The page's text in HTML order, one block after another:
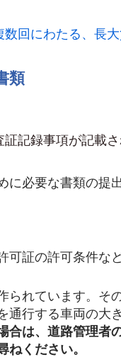
数回にわたる、長
類
記録事項が記載
に必要な書類の提
証の許可条件な
られています。そ
通行する車両の大
合は、道路管理者
ねください。